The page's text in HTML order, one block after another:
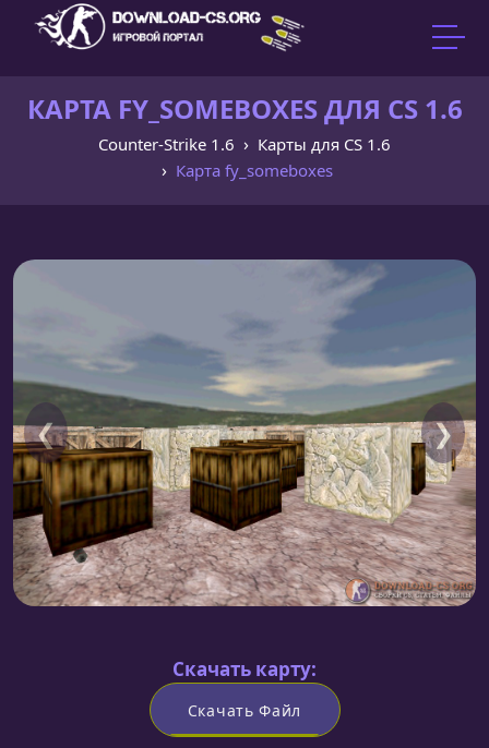
КАРТА FY_SOMEBOXES ДЛЯ CS 1.6
Counter-Strike 1.6
Карты для CS 1.6
Карта fy_someboxes
❮ ❯
Скачать карту:
Скачать Файл